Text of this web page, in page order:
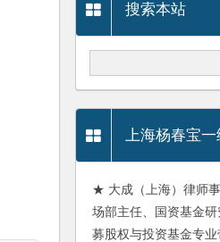
搜索本站
上海杨春宝
★ 大成（上海）律师
场部主任、国资基金
募股权与投资基金专